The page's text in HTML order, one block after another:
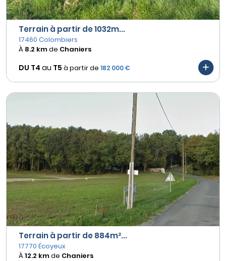
Terrain à partir de 1032m...
17460 Colombiers
À 8.2 kmde Chaniers
DU T4 au T5 à partir de 182 000 €
Terrain à partir de 884m²...
17770 Écoyeux
À12.2 kmde Chaniers